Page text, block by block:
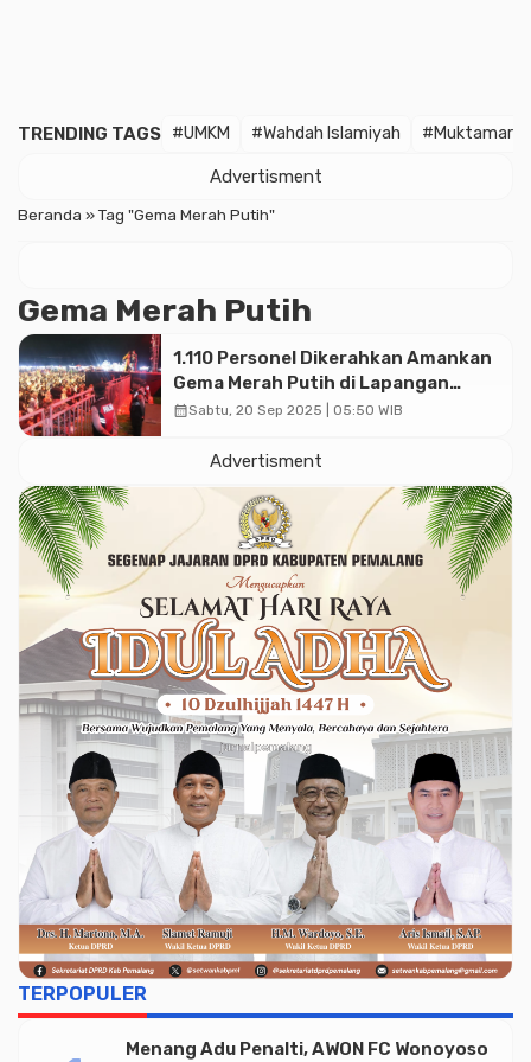
TRENDING TAGS #UMKM #Wahdah Islamiyah #Muktamar
Advertisment
Beranda »Tag "Gema Merah Putih"
Gema Merah Putih
1.110 Personel Dikerahkan Amankan
Gema Merah Putih di Lapangan
Gelora Suyudono
calendar_monthSabtu, 20 Sep 2025 | 05:50 WIB
Advertisment
TERPOPULER
Menang Adu Penalti, AWON FC Wonoyoso